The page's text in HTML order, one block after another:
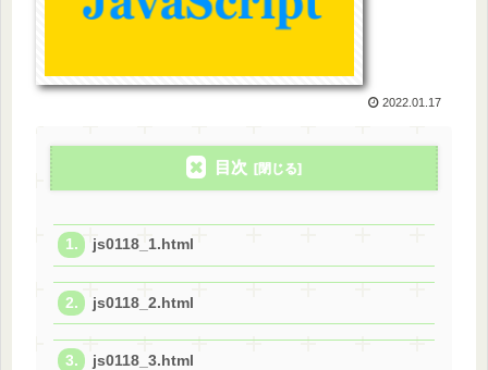
2022.01.17
目次
js0118_1.html
js0118_2.html
js0118_3.html